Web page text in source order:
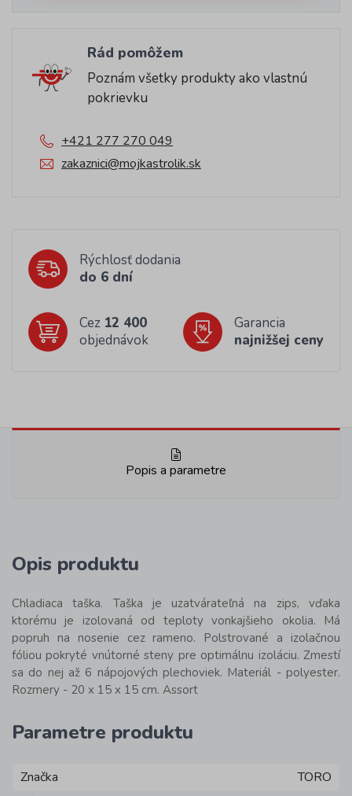
Rád pomôžem
Poznám všetky produkty ako vlastnú
pokrievku
+421 277 270 049
zakaznici@mojkastrolik.sk
Rýchlosť dodania
do 6 dní
Cez 12 400
objednávok
Garancia
najnižšej ceny
Popis a parametre
Opis produktu
Chladiaca taška. Taška je uzatvárateľná na zips, vďaka
ktorému je izolovaná od teploty vonkajšieho okolia. Má
popruh na nosenie cez rameno. Polstrované a izolačnou
fóliou pokryté vnútorné steny pre optimálnu izoláciu. Zmestí
sa do nej až 6 nápojových plechoviek. Materiál - polyester.
Rozmery - 20 x 15 x 15 cm. Assort
Parametre produktu
Značka
TORO